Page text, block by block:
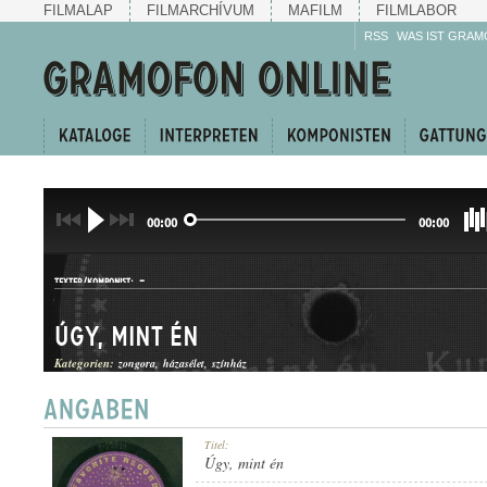
FILMALAP FILMARCHÍVUM MAFILM FILMLABOR
RSS WAS IST
00:00 00:00
TEXTER/KOMPONIST: -
KUPLÉ
Úgy, mint én
Kategorien: zongora házasélet színház
Titel:
Úgy, mint én